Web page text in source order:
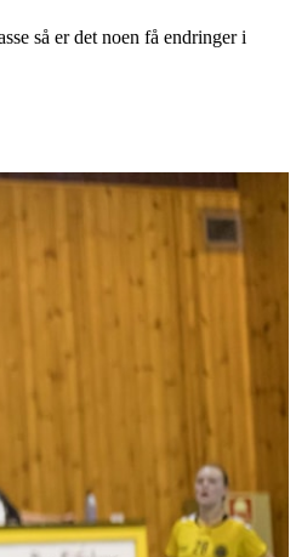
så er det noen få endringer i